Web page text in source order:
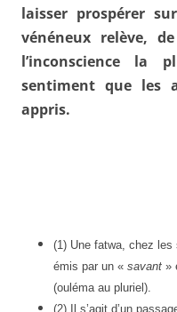
laisser prospérer
vénéneux relève,
l’inconscience
sentiment que les
appris.
(1) Une fatwa, chez
émis par un « savant »
(ouléma au pluriel).
(2) Il s’agit d’un